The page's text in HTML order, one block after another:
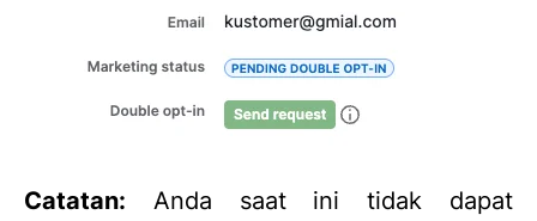
Catatan: Anda saat ini tidak dapat